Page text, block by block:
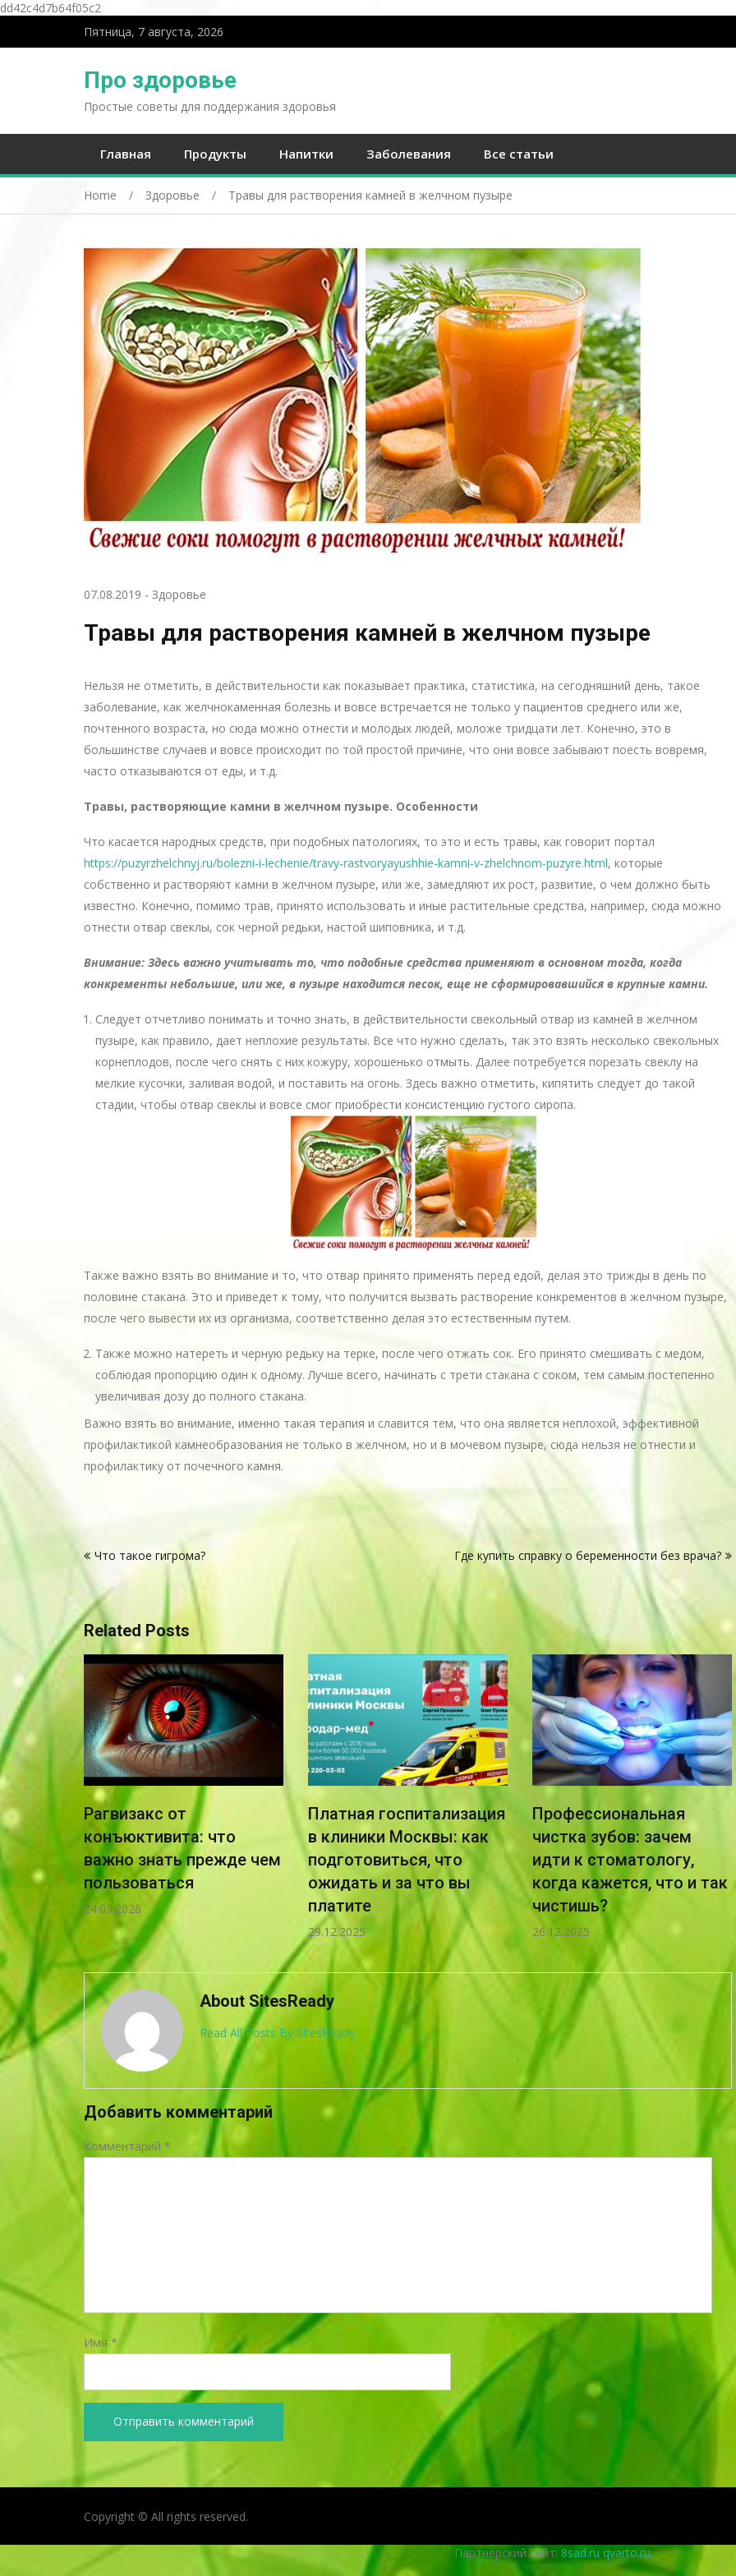
dd42c4d7b64f05c2
Пятница, 7 августа, 2026
Про здоровье
Простые советы для поддержания здоровья
Главная Продукты Напитки Заболевания Все статьи
Home Здоровье Травы для растворения камней в желчном пузыре
07.08.2019 - Здоровье
Травы для растворения камней в желчном пузыре
Нельзя не отметить, в действительности как показывает практика, статистика, на сегодняшний день, такое
заболевание, как желчнокаменная болезнь и вовсе встречается не только у пациентов среднего или же,
почтенного возраста, но сюда можно отнести и молодых людей, моложе тридцати лет. Конечно, это в
большинстве случаев и вовсе происходит по той простой причине, что они вовсе забывают поесть вовремя,
часто отказываются от еды, и т.д.
Травы, растворяющие камни в желчном пузыре. Особенности
Что касается народных средств, при подобных патологиях, то это и есть травы, как говорит портал
https://puzyrzhelchnyj.ru/bolezni-i-lechenie/travy-rastvoryayushhie-kamni-v-zhelchnom-puzyre.html, которые
собственно и растворяют камни в желчном пузыре, или же, замедляют их рост, развитие, о чем должно быть
известно. Конечно, помимо трав, принято использовать и иные растительные средства, например, сюда можно
отнести отвар свеклы, сок черной редьки, настой шиповника, и т.д.
Внимание: Здесь важно учитывать то, что подобные средства применяют в основном тогда, когда
конкременты небольшие, или же, в пузыре находится песок, еще не сформировавшийся в крупные камни.
Следует отчетливо понимать и точно знать, в действительности свекольный отвар из камней в желчном
пузыре, как правило, дает неплохие результаты. Все что нужно сделать, так это взять несколько свекольных
корнеплодов, после чего снять с них кожуру, хорошенько отмыть. Далее потребуется порезать свеклу на
мелкие кусочки, заливая водой, и поставить на огонь. Здесь важно отметить, кипятить следует до такой
стадии, чтобы отвар свеклы и вовсе смог приобрести консистенцию густого сиропа.
Также важно взять во внимание и то, что отвар принято применять перед едой, делая это трижды в день по
половине стакана. Это и приведет к тому, что получится вызвать растворение конкрементов в желчном пузыре,
после чего вывести их из организма, соответственно делая это естественным путем.
Также можно натереть и черную редьку на терке, после чего отжать сок. Его принято смешивать с медом,
соблюдая пропорцию один к одному. Лучше всего, начинать с трети стакана с соком, тем самым постепенно
увеличивая дозу до полного стакана.
Важно взять во внимание, именно такая терапия и славится тем, что она является неплохой, эффективной
профилактикой камнеобразования не только в желчном, но и в мочевом пузыре, сюда нельзя не отнести и
профилактику от почечного камня.
Навигация
по
записям
Что такое гигрома? Где купить справку о беременности без врача?
Related Posts
Рагвизакс от
конъюктивита: что
важно знать прежде чем
пользоваться
24.03.2026
Платная госпитализация
в клиники Москвы: как
подготовиться, что
ожидать и за что вы
платите
29.12.2025
Профессиональная
чистка зубов: зачем
идти к стоматологу,
когда кажется, что и так
чистишь?
26.12.2025
About SitesReady
Read All Posts By SitesReady
Добавить комментарий
Комментарий *
Имя *
Copyright © All rights reserved.
Партнёрский сайт: 8sad.ru qvarto.ru